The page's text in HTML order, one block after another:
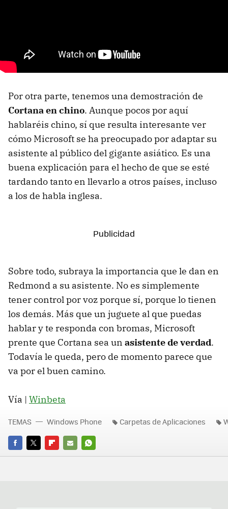
Por otra parte, tenemos una demostración de
Cortana en chino. Aunque pocos por aquí
hablaréis chino, sí que resulta interesante ver
cómo Microsoft se ha preocupado por adaptar su
asistente al público del gigante asiático. Es una
buena explicación para el hecho de que se esté
tardando tanto en llevarlo a otros países, incluso
a los de habla inglesa.
Sobre todo, subraya la importancia que le dan en
Redmond a su asistente. No es simplemente
tener control por voz porque sí, porque lo tienen
los demás. Más que un juguete al que puedas
hablar y te responda con bromas, Microsoft
prente que Cortana sea un asistente de verdad.
Todavía le queda, pero de momento parece que
va por el buen camino.
Vía | Winbeta
FACEBOOK
TWITTERFLIPBOARD
E-
WHATSAPP
TEMAS Windows Phone Carpetas de Aplicaciones